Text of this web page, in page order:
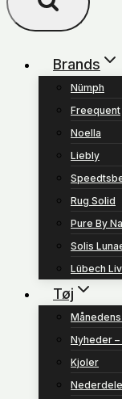
Brands
Nümph
Freequent
Noella
Liebly
Rug Solid
Pure By
Solis
Lübech
Tøj
Nyheder
Kjoler
Nederdele